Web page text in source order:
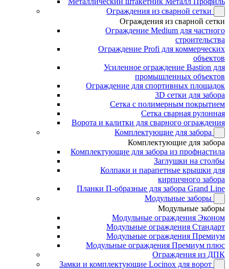
Ограждения из сварной сетки
Ограждения из сварной сетки
Ограждение Medium для частного
строительства
Ограждение Profi для коммерческих
объектов
Усиленное ограждение Bastion для
промышленных объектов
Ограждение для спортивных площадок
3D сетки для забора
Сетка с полимерным покрытием
Сетка сварная рулонная
Ворота и калитки для сварного ограждения
Комплектующие для забора
Комплектующие для забора
Комплектующие для забора из профнастила
Заглушки на столбы
Колпаки и парапетные крышки для
кирпичного забора
Планки П-образные для забора Grand Line
Модульные заборы
Модульные заборы
Модульные ограждения Эконом
Модульные ограждения Стандарт
Модульные ограждения Премиум
Модульные ограждения Премиум плюс
Ограждения из ДПК
Замки и комплектующие Locinox для ворот